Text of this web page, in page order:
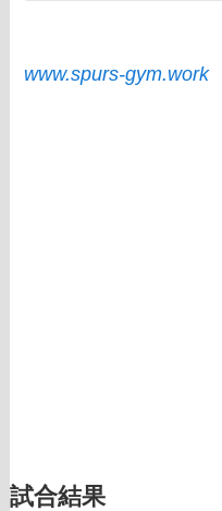
www.spurs-gym.work
試合結果